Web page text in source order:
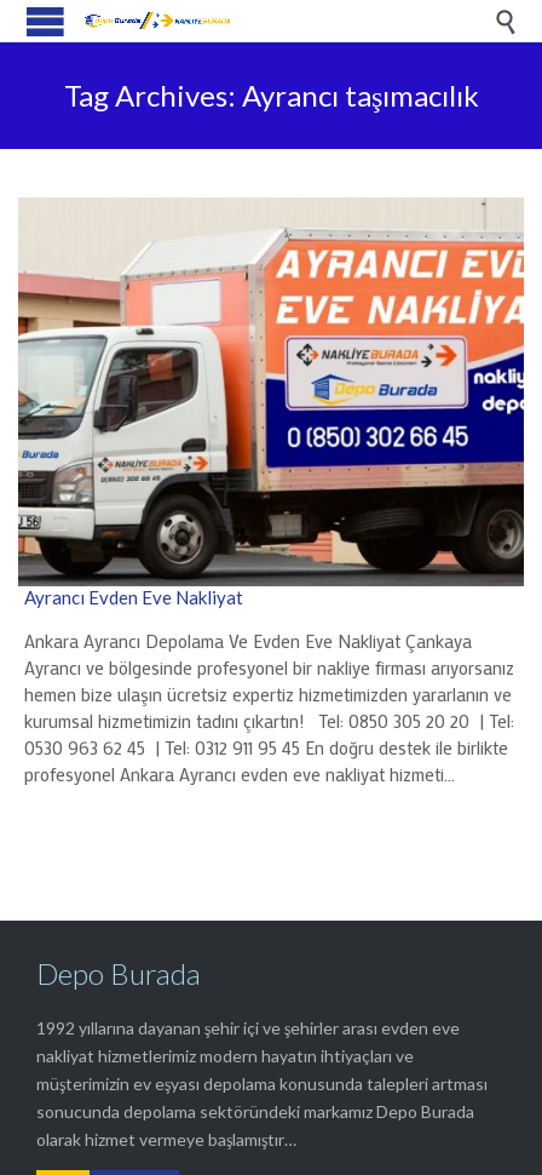

Tag Archives: Ayrancı taşımacılık
Ayrancı Evden Eve Nakliyat
Ankara Ayrancı Depolama Ve Evden Eve Nakliyat Çankaya
Ayrancı ve bölgesinde profesyonel bir nakliye firması arıyorsanız
hemen bize ulaşın ücretsiz expertiz hizmetimizden yararlanın ve
kurumsal hizmetimizin tadını çıkartın! Tel: 0850 305 20 20 | Tel:
0530 963 62 45 | Tel: 0312 911 95 45 En doğru destek ile birlikte
profesyonel Ankara Ayrancı evden eve nakliyat hizmeti…
Depo Burada
1992 yıllarına dayanan şehir içi ve şehirler arası evden eve
nakliyat hizmetlerimiz modern hayatın ihtiyaçları ve
müşterimizin ev eşyası depolama konusunda talepleri artması
sonucunda depolama sektöründeki markamız Depo Burada
olarak hizmet vermeye başlamıştır…